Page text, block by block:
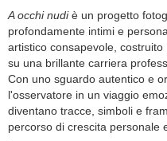
A occhi nudiè un progetto
profondamente intimi e
artistico consapevole,
su una brillante carriera
Con uno sguardo autentico e
l'osservatore in un viaggio
diventano tracce, simboli e
percorso di crescita personale